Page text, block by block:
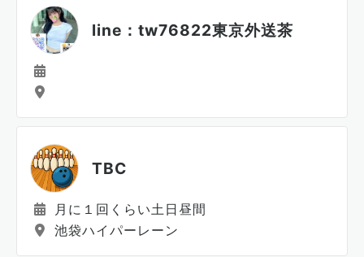
line：tw76822東京外送茶
TBC
月に１回くらい土日昼間
池袋ハイパーレーン